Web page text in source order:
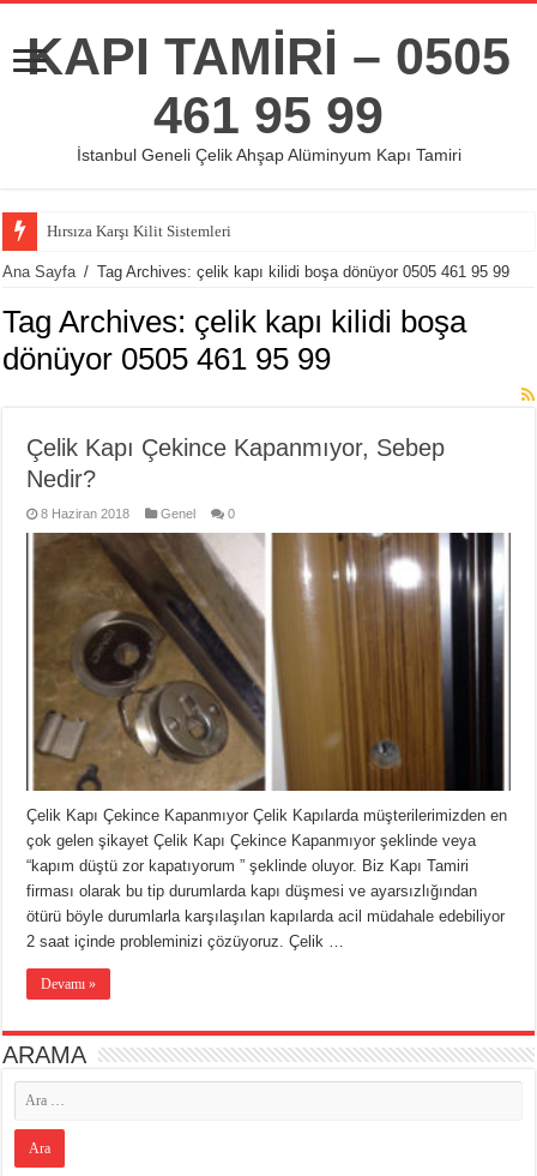
KAPI TAMİRİ – 0505
461 95 99
İstanbul Geneli Çelik Ahşap Alüminyum Kapı Tamiri
Hırsıza Karşı Kilit Sistemleri
Ana Sayfa / Tag Archives: çelik kapı kilidi boşa dönüyor 0505 461 95 99
Tag Archives: çelik kapı kilidi boşa
dönüyor 0505 461 95 99
Çelik Kapı Çekince Kapanmıyor, Sebep
Nedir?
8 Haziran 2018 Genel 0
Çelik Kapı Çekince Kapanmıyor Çelik Kapılarda müşterilerimizden en
çok gelen şikayet Çelik Kapı Çekince Kapanmıyor şeklinde veya
“kapım düştü zor kapatıyorum ” şeklinde oluyor. Biz Kapı Tamiri
firması olarak bu tip durumlarda kapı düşmesi ve ayarsızlığından
ötürü böyle durumlarla karşılaşılan kapılarda acil müdahale edebiliyor
2 saat içinde probleminizi çözüyoruz. Çelik …
Devamı »
ARAMA